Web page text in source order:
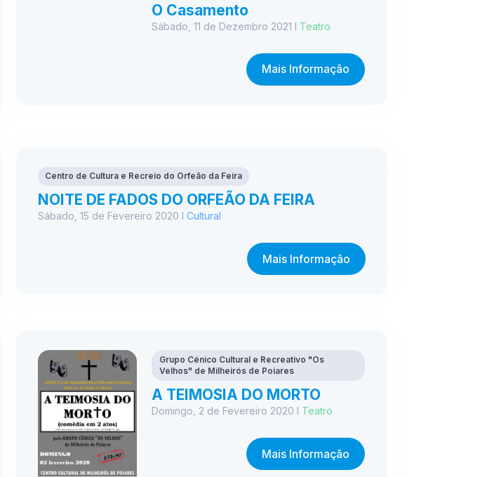
O Casamento
Sábado, 11 de Dezembro 2021 I Teatro
Mais Informação
Centro de Cultura e Recreio do Orfeão da Feira
NOITE DE FADOS DO ORFEÃO DA FEIRA
Sábado, 15 de Fevereiro 2020 I Cultural
Mais Informação
Grupo Cénico Cultural e Recreativo "Os
Velhos" de Milheirós de Poiares
A TEIMOSIA DO MORTO
Domingo, 2 de Fevereiro 2020 I Teatro
Mais Informação